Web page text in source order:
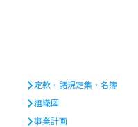
定款・諸規定集・名簿
組織図
事業計画